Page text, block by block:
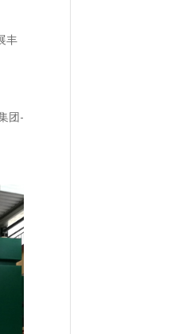
丰
团-